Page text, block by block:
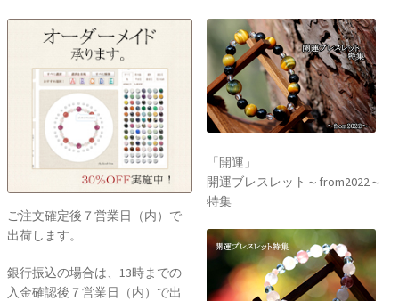
ご注文確定後７営業日（内）で
出荷します。
銀行振込の場合は、13時までの
入金確認後７営業日（内）で出
「開運」
開運ブレスレット～from2022～
特集